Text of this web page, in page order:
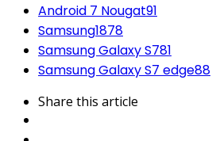
Android 7 Nougat91
Samsung1878
Samsung Galaxy S781
Samsung Galaxy S7 edge88
Share this article